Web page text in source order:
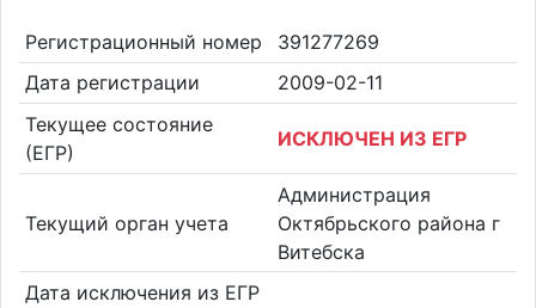
Регистрационный номер
391277269
Дата регистрации
2009-02-11
Текущее состояние
(ЕГР)
ИСКЛЮЧЕН ИЗ ЕГР
Текущий орган учета
Администрация
Октябрьского района г
Витебска
Дата исключения из ЕГР